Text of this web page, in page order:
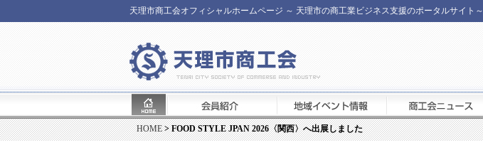
天理市商工会オフィシャルホームページ ～ 天理市の商工業ビジネス支援のポータルサイト～
HOME> FOOD STYLE JPAN 2026〈関西〉へ出展しました